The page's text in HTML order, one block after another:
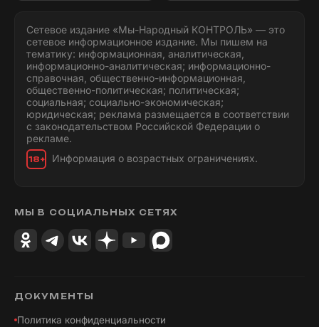
Сетевое издание «Мы-Народный КОНТРОЛЬ» — это
сетевое информационное издание. Мы пишем на
тематику: информационная, аналитическая,
информационно-аналитическая; информационно-
справочная, общественно-информационная,
общественно-политическая; политическая;
социальная; социально-экономическая;
юридическая; реклама размещается в соответствии
с законодательством Российской Федерации о
рекламе.
18+ Информация о возрастных ограничениях.
МЫ В СОЦИАЛЬНЫХ СЕТЯХ
ДОКУМЕНТЫ
Политика конфиденциальности